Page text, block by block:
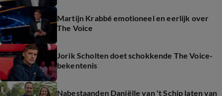
Martijn Krabbé emotioneel en eerlijk over
The Voice
Jorik Scholten doet schokkende The Voice-
bekentenis
Nabestaanden Daniëlle van 't Schip laten van